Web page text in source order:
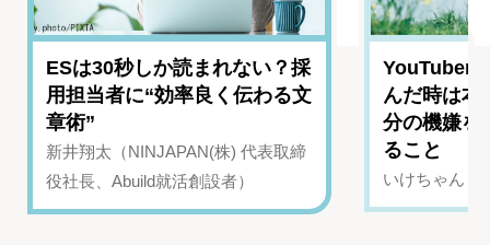
ESは30秒しか読まれない？採
用担当者に“効率良く伝わる文
章術”
新井翔太（NINJAPAN(株) 代表取締
役社長、Abuild就活創設者）
YouTuber
んだ時は
分の機嫌を
ること
いけちゃん（